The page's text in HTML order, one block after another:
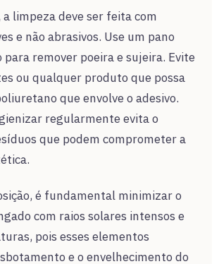
a limpeza deve ser feita com
e não abrasivos. Use um pano
para remover poeira e sujeira. Evite
ou qualquer produto que possa
que envolve o adesivo.
regularmente evita o
que podem comprometer a
é fundamental minimizar o
com raios solares intensos e
pois esses elementos
e o envelhecimento do